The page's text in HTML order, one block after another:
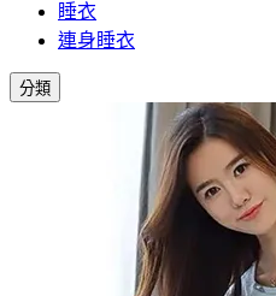
睡衣
連身睡衣
分類